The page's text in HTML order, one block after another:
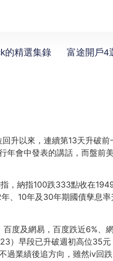
的精選集錄
富途開戶4
升以來，連續第13天升破
會中發表的講話，而盤前
，納指100跌333點收在
、10年及30年期國債孳息
度及網易，百度跌近6%、
）早段已升破週初高位35
業績後追方向，雖然iv回